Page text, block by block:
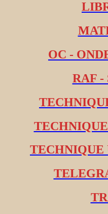
OC -
RAF -
TECHNIQUE